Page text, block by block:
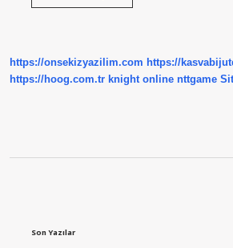
https://onsekizyazilim.com https://
https://hoog.com.tr knight online nttgame
Son Yazılar